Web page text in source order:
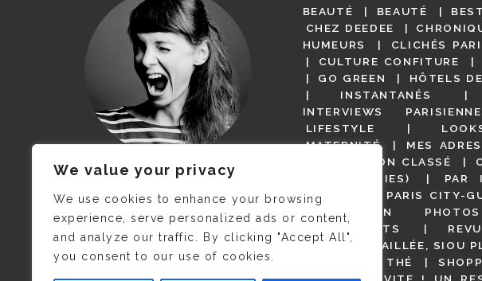
We value your privacy
We use cookies to enhance your browsing
experience, serve personalized ads or content,
and analyze our traffic. By clicking "Accept All",
you consent to our use of cookies.
JE M’APPELLE DELPHINE MAIS
C’EST ©CAMILLE COLLIN QUI A
PRIS CETTE PHOTO !
BEAUTÉ
BEAUTÉ
CHEZ DEEDEE
HUMEURS
CLICHÉS
CULTURE CONFITURE
GO GREEN
HÔTELS
INSTANTANÉS
INTERVIEWS
LIFESTYLE
MATERNITÉ
MES
NON CLASSÉ
(BUT GOODIES)
PAR
MAGOT !
PARIS CITY-
PARIS EN PHOTOS
RESTAURANTS
PRESSE DÉTAILLÉE, SIOU
SALONS DE THÉ
VIDÉOS
VITE ! UN